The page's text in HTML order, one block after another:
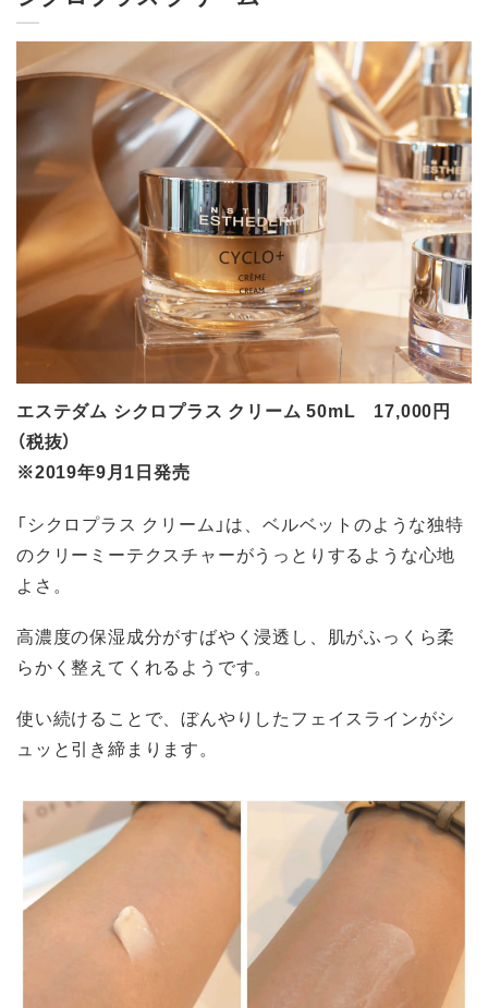
エステダム シクロプラス クリーム 50mL 17,000円
（税抜）
※2019年9月1日発売
「シクロプラス クリーム」は、ベルベットのような独特
のクリーミーテクスチャーがうっとりするような心地
よさ。
高濃度の保湿成分がすばやく浸透し、肌がふっくら柔
らかく整えてくれるようです。
使い続けることで、ぼんやりしたフェイスラインがシ
ュッと引き締まります。